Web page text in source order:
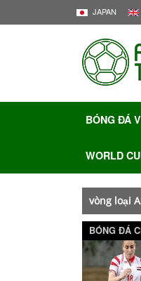
JAPAN
BÓNG ĐÁ
WORLD
vòng loại
BÓNG ĐÁ